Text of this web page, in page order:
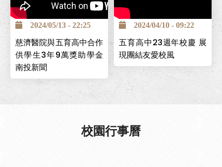
南投巿五育高中為全國第一
個創立的照顧服務科，為讓
學生能安心求學，並保障畢
業後有穩定工作，與台中慈
濟醫院簽署「攜手高昇獎助
學金」計畫，提供學生高中
在校期間3年9萬元，且畢業
後可至台中慈濟醫院工作。
2024/05/13 - 22:25
慈濟醫院與五育高中合作
供學生3年9萬獎助學金
南投新聞
2024/04/10 - 09:22
五育高中23週年校慶 展
現團結友愛校風
校園行事曆